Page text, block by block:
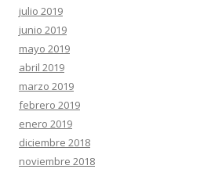
julio 2019
junio 2019
mayo 2019
abril 2019
marzo 2019
febrero 2019
enero 2019
diciembre 2018
noviembre 2018